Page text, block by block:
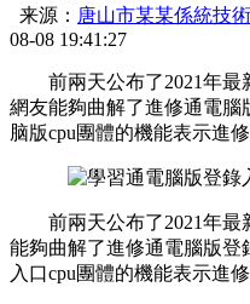
来源： 唐山市某某係統技
08-08 19:41:27
前兩天公布了2021年最新
網友能夠曲解了進修通電腦
脑版cpu團體的機能表示進
前兩天公布了2021年最新
能夠曲解了進修通電腦版登
入口cpu團體的機能表示進修